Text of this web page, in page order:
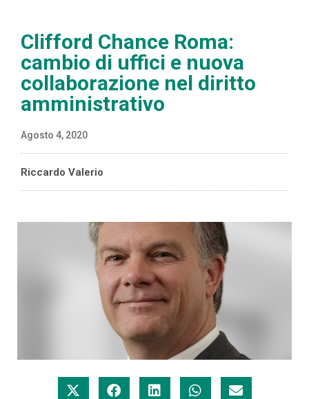
Clifford Chance Roma:
cambio di uffici e nuova
collaborazione nel diritto
amministrativo
Agosto 4, 2020
Riccardo Valerio